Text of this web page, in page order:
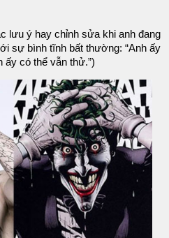
lưu ý hay chỉnh sửa khi anh đang
sự bình tĩnh bất thường: “Anh ấy
ấy có thể vẫn thử.”)